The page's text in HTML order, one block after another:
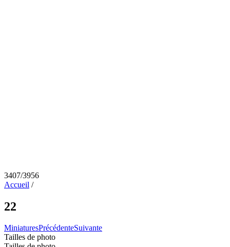
3407/3956
Accueil /
22
MiniaturesPrécédenteSuivante
Tailles de photo